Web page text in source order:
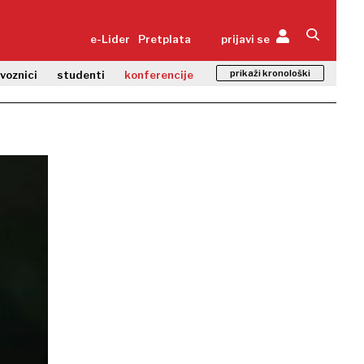
e-Lider Pretplata prijavi se
studenti konferencije prikaži kronološki